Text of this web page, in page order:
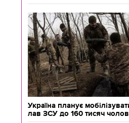
Україна планує
лав ЗСУ до 160 тисяч